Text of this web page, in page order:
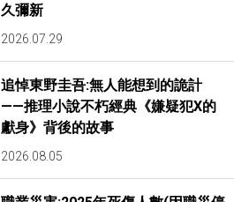
久彌新
2026.07.29
追悼東野圭吾:無人能想到的詭計
——推理小說不朽經典《嫌疑犯X的
獻身》背後的故事
2026.08.05